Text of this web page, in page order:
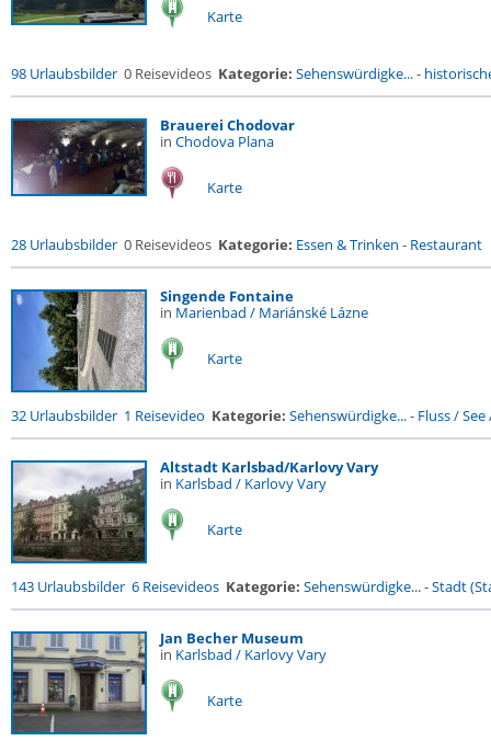
Karte
98 Urlaubsbilder 0 Reisevideos Kategorie: Sehenswürdigke...-
Brauerei Chodovar
in Chodova Plana
Karte
28 Urlaubsbilder 0 Reisevideos Kategorie: Essen & Trinken - Restaurant
Singende Fontaine
in Marienbad / Mariánské Lázne
Karte
32 Urlaubsbilder 1 Reisevideo Kategorie: Sehenswürdigke...- Fluss / See
Altstadt Karlsbad/Karlovy Vary
in Karlsbad / Karlovy Vary
Karte
143 Urlaubsbilder 6 Reisevideos Kategorie: Sehenswürdigke...-Stadt
Jan Becher Museum
in Karlsbad / Karlovy Vary
Karte